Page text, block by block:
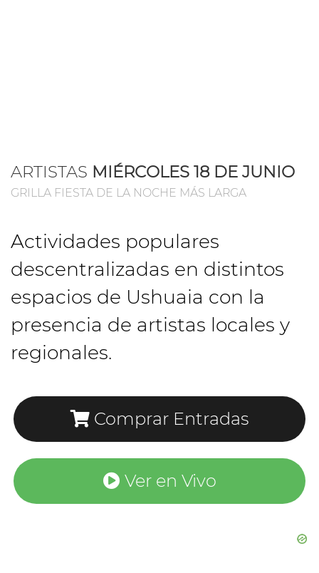
ARTISTAS MIÉRCOLES 18 DE JUNIO
GRILLA FIESTA DE LA NOCHE MÁS LARGA
Actividades populares
descentralizadas en distintos
espacios de Ushuaia con la
presencia de artistas locales y
regionales.
Comprar Entradas
Ver en Vivo